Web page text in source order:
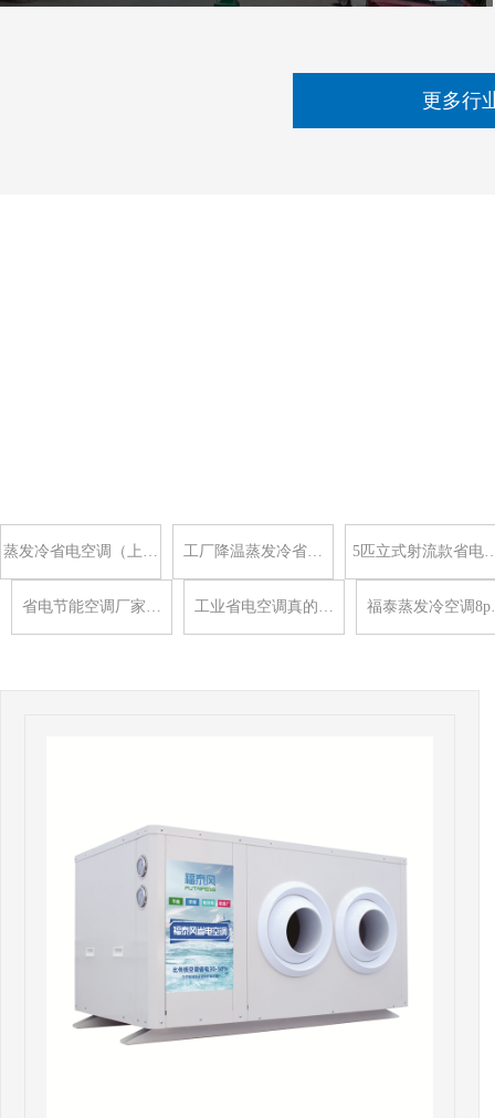
更多行
蒸发冷省电空调（上… 工厂降温蒸发冷省… 5匹立式射流款省电
省电节能空调厂家… 工业省电空调真的… 福泰蒸发冷空调